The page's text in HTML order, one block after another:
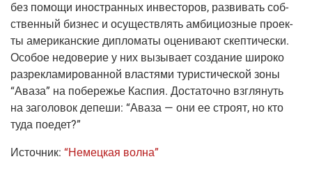
без помо­щи ино­стран­ных инве­сто­ров, раз­ви­вать соб­
ствен­ный биз­нес и осу­ществ­лять амби­ци­оз­ные про­ек­
ты аме­ри­кан­ские дипло­ма­ты оце­ни­ва­ют скеп­ти­че­ски.
Осо­бое недо­ве­рие у них вызы­ва­ет созда­ние широ­ко
раз­ре­кла­ми­ро­ван­ной вла­стя­ми тури­сти­че­ской зоны
“Ава­за” на побе­ре­жье Кас­пия. Доста­точ­но взгля­нуть
на заго­ло­вок депе­ши: “Ава­за — они ее стро­ят, но кто
туда поедет?”
Источ­ник: “Немец­кая волна”